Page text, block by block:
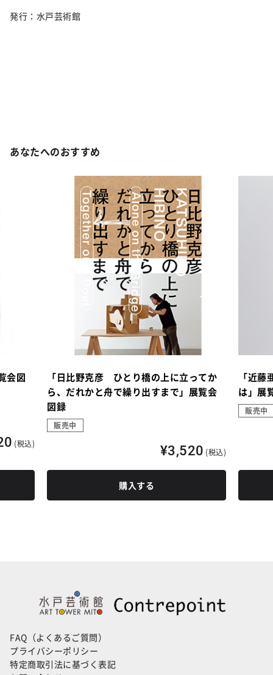
発行：水戸芸術館
あなたへのおすすめ
会図
(税込)
「日比野克彦 ひとり橋の上に立ってか
ら、だれかと舟で繰り出すまで」展覧会
図録
販売中
¥3,520 (税込)
購入する
「近
は」展
販売中
FAQ（よくあるご質問）
プライバシーポリシー
特定商取引法に基づく表記